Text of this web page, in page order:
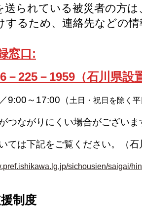
送られている被災者の方
するため、連絡先などの
窓口:
－225－1959（石川県設
9:00～17:00（ 土日・祝日を除く平
つながりにくい場合がございま
ては下記をご覧ください。（石
sichousien/saigai/
制度